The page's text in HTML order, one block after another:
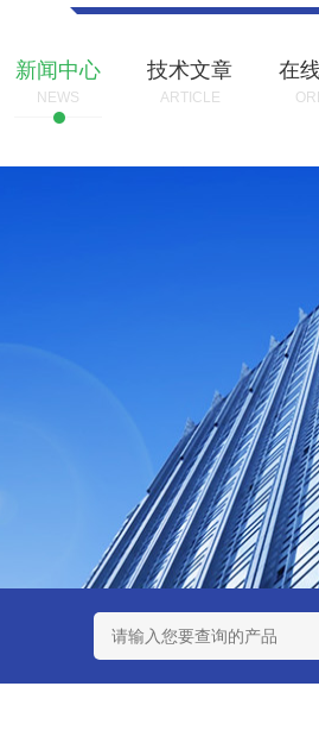
新闻中心
NEWS
技术文章
ARTICLE
在
统减压真空 GX-LJU喷雾干燥机两